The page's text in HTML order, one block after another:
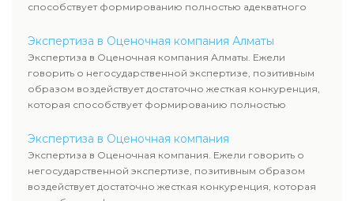
способствует формированию полностью адекватного
Экспертиза в Оценочная компания Алматы
Экспертиза в Оценочная компания Алматы. Ежели
говорить о негосударственной экспертизе, позитивным
образом воздействует достаточно жесткая конкуренция,
которая способствует формированию полностью
Экспертиза в Оценочная компания
Экспертиза в Оценочная компания. Ежели говорить о
негосударственной экспертизе, позитивным образом
воздействует достаточно жесткая конкуренция, которая